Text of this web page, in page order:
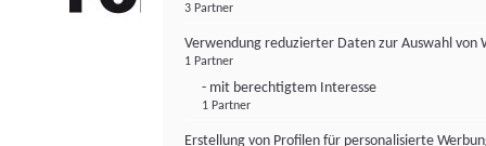
3 Partner
Verwendung reduzierter Daten zur Auswahl von
1 Partner
- mit berechtigtem Interesse
1 Partner
Erstellung von Profilen für personalisierte
FONDS professionell